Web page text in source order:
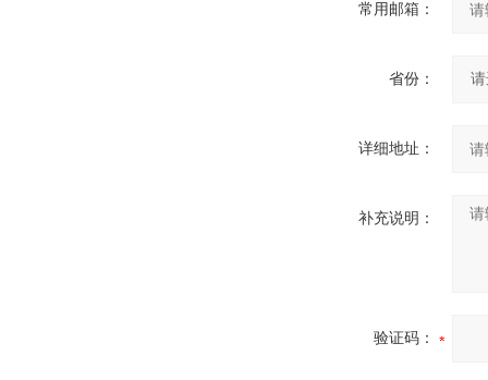
常用邮箱：
省份：
详细地址：
补充说明：
验证码：